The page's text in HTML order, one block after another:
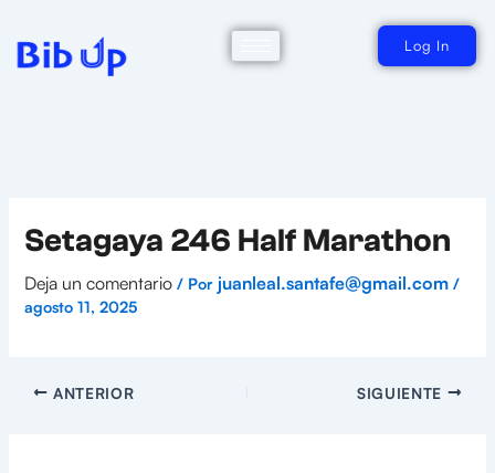
contenido
Log In
Setagaya 246 Half Marathon
Deja un comentario / Por juanleal.santafe@gmail.com /
agosto 11, 2025
ANTERIOR SIGUIENTE